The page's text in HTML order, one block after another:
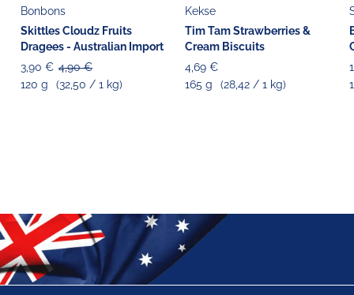
Bonbons
Skittles Cloudz Fruits
Dragees - Australian Import
3,90 € 4,90 €
120 g
(32,50 / 1 kg)
Kekse
Tim Tam Strawberries &
Cream Biscuits
4,69 €
165 g
(28,42 / 1 kg)